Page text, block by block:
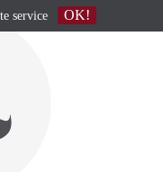
service OK!